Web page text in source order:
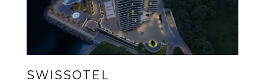
SWISSOTEL